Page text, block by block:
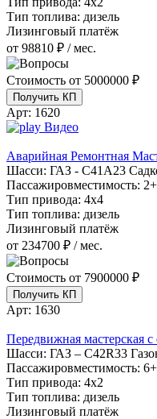
Тип топлива: дизель
Лизинговый платёж
от 98810 ₽ / мес.
Стоимость от 5000000 ₽
Получить КП
Арт: 1620
Видео
Аварийная Ремонтная
Шасси: ГАЗ - С41А23
Пассажировместимость:
Тип привода: 4х4
Тип топлива: дизель
Лизинговый платёж
от 234700 ₽ / мес.
Стоимость от 7900000 ₽
Получить КП
Арт: 1630
Передвижная мастерская
Шасси: ГАЗ – C42R33
Пассажировместимость:
Тип привода: 4х2
Тип топлива: дизель
Лизинговый платёж